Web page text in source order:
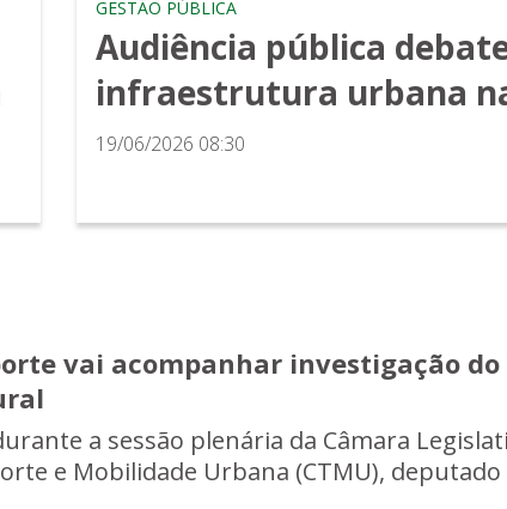
GESTÃO PÚBLICA
Audiência pública
infraestrutura urbana
19/06/2026 08:30
vai acompanhar investigação do
a sessão plenária da Câmara
e Mobilidade Urbana (CTMU), deputado